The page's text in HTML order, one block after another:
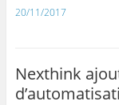
20/11/2017
Nexthink